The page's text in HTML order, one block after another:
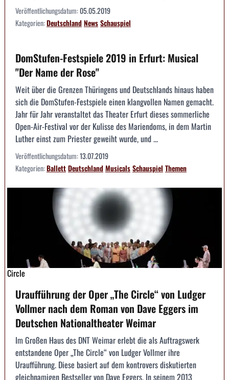
Veröffentlichungsdatum:05.05.2019
Kategorien:DeutschlandNewsSchauspiel
DomStufen-Festspiele 2019 in Erfurt: Musical
"Der Name der Rose"
Weit über die Grenzen Thüringens und Deutschlands hinaus haben
sich die DomStufen-Festspiele einen klangvollen Namen gemacht.
Jahr für Jahr veranstaltet das Theater Erfurt dieses sommerliche
Open-Air-Festival vor der Kulisse des Mariendoms, in dem Martin
Luther einst zum Priester geweiht wurde, und ...
Veröffentlichungsdatum:13.07.2019
Kategorien:BallettDeutschlandMusicalsSchauspiel Themen
Circle
Uraufführung der Oper „The Circle“ von Ludger
Vollmer nach dem Roman von Dave Eggers im
Deutschen Nationaltheater Weimar
Im Großen Haus des DNT Weimar erlebt die als Auftragswerk
entstandene Oper „The Circle“ von Ludger Vollmer ihre
Uraufführung. Diese basiert auf dem kontrovers diskutierten
gleichnamigen Bestseller von Dave Eggers. In seinem 2013